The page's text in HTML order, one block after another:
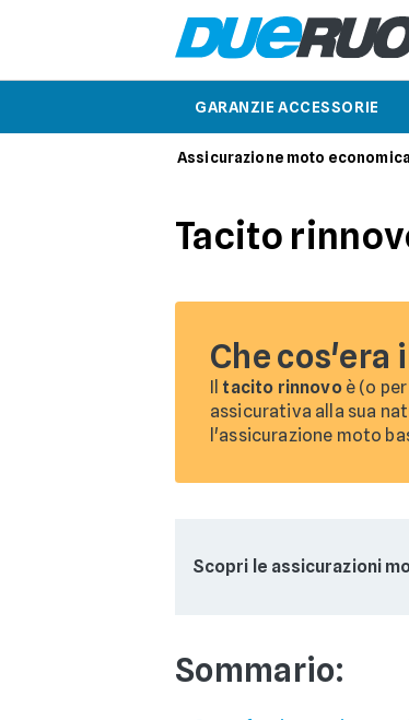
GARANZIE ACCESSORIE
Assicurazione moto economica
Tacito
Che cos'era
Il tacito rinnovoè (o
assicurativa alla sua
l'assicurazione moto
Scopri le assicurazioni
Sommario: